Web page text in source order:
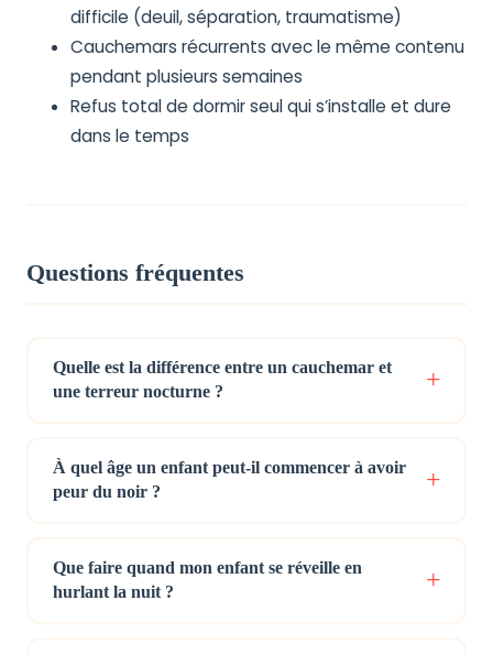
difficile (deuil, séparation, traumatisme)
Cauchemars récurrents avec le même contenu
pendant plusieurs semaines
Refus total de dormir seul qui s’installe et dure
dans le temps
Questions fréquentes
Quelle est la différence entre un cauchemar et
une terreur nocturne ?
À quel âge un enfant peut-il commencer à avoir
peur du noir ?
Que faire quand mon enfant se réveille en
hurlant la nuit ?